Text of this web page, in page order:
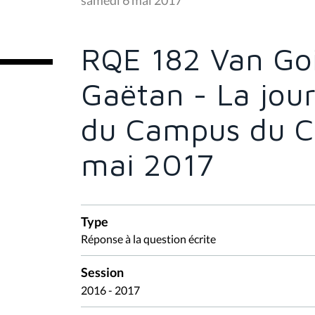
ê
:
RQE 182 Van
Gaëtan - La
du Campus du
mai 2017
Type
Réponse à la question écrite
Session
2016 - 2017